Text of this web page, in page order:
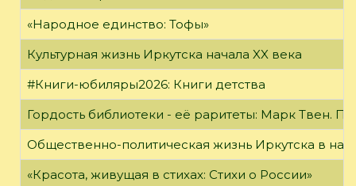
«Народное единство: Тофы»
Культурная жизнь Иркутска начала XX века
#Книги-юбиляры2026: Книги детства
Гордость библиотеки - её раритеты: Марк Твен.
Общественно-политическая жизнь Иркутска в
«Красота, живущая в стихах: Стихи о России»